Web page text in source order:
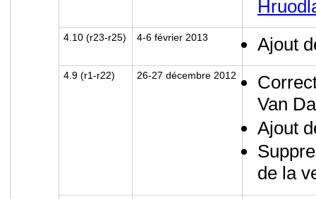
4.10 (r23-r25) 4-6 février 2013 Ajout
4.9 (r1-r22) 26-27 décembre 2012
Van
Ajout
de la